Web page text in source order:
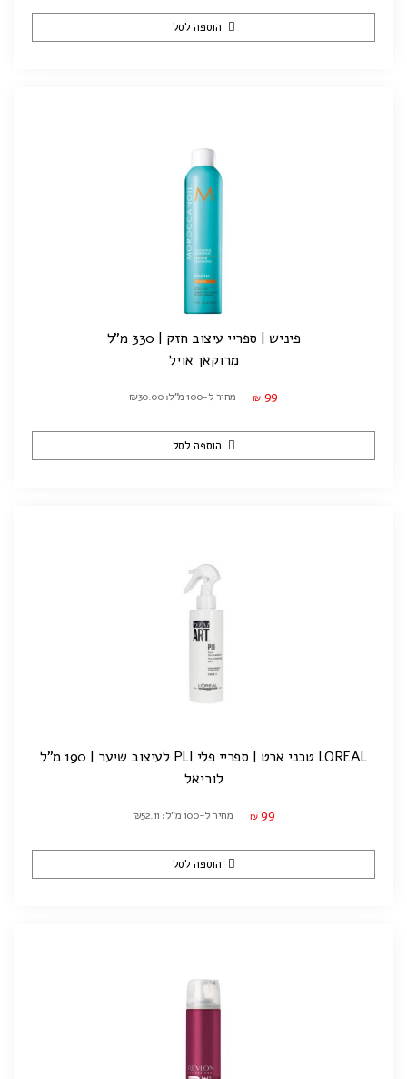
הוספה לסל
פיניש | ספריי עיצוב חזק | 330 מ"ל
מרוקאן אויל
₪ 99 מחיר ל-100 מ"ל: ₪30.00
הוספה לסל
LOREAL טכני ארט | ספריי פלי PLI לעיצוב שיער | 190 מ"ל
לוריאל
₪ 99 מחיר ל-100 מ"ל: ₪52.11
הוספה לסל